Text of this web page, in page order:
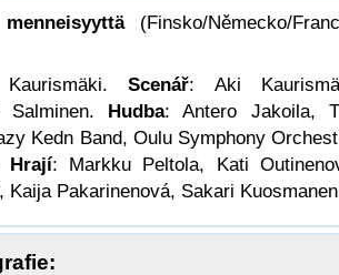
(Finsko/Německo/
Scenář: Aki
Hudba: Antero Jakoila,
Kedn Band, Oulu Symphony
Hrají: Markku Peltola, Kati
Kaija Pakarinenová, Sakari